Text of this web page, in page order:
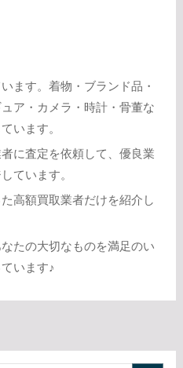
ます。着物・ブランド品・
ア・カメラ・時計・骨董な
います。
に査定を依頼して、優良業
ています。
高額買取業者だけを紹介し
たの大切なものを満足のい
います♪